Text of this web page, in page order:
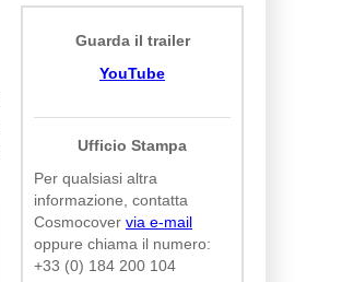
Guarda il trailer
YouTube
Ufficio Stampa
Per qualsiasi altra
informazione, contatta
Cosmocover via e-mail
oppure chiama il numero:
+33 (0) 184 200 104